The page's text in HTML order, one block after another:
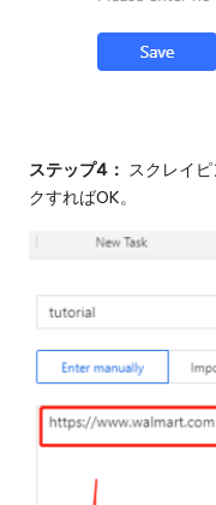
ステップ4： スクレイ
クすればOK。